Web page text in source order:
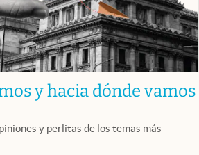
y hacia dónde vamos
y perlitas de los temas más